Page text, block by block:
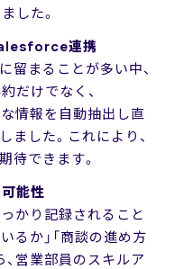
した。
連携
留まることが多い中、
だけでなく、
情報を自動抽出し直
した。これにより、
待できます。
能性
かり記録されること
るか」「商談の進め方
営業部員のスキルア